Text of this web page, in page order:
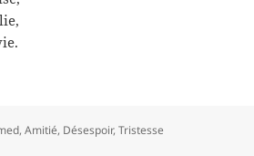
,Amitié, Désespoir,Tristesse